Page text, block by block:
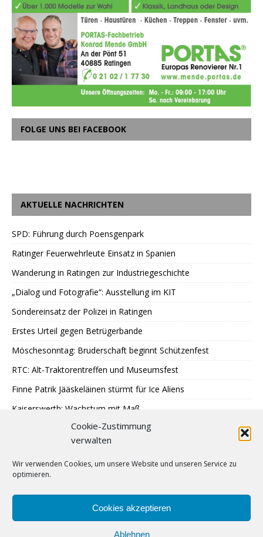
Cookie-Zustimmung
verwalten
Wir verwenden Cookies, um unsere Website und unseren Service zu
optimieren.
Cookies akzeptieren
Ablehnen
FOLGE UNS BEI FACEBOOK
AKTUELLE NACHRICHTEN
SPD: Führung durch Poensgenpark
Ratinger Feuerwehrleute Einsatz in Spanien
Wanderung in Ratingen zur Industriegeschichte
„Dialog und Fotografie“: Ausstellung im KIT
Sondereinsatz der Polizei in Ratingen
Erstes Urteil gegen Betrügerbande
Möschesonntag: Bruderschaft beginnt Schützenfest
RTC: Alt-Traktorentreffen und Museumsfest
Finne Patrik Jääskeläinen stürmt für Ice Aliens
Kaiserswerth: Wachstum mit Maß
Gemeinsames Lesen im Park
SPD: 45 Arbeitsjahre sind genug
Hochbeete am JUZ Eggerscheidt
Feuerwehr: Waldbrandbekämpfung in Spanien